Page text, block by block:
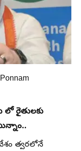
లో రైతులకు
త్వరలోనే